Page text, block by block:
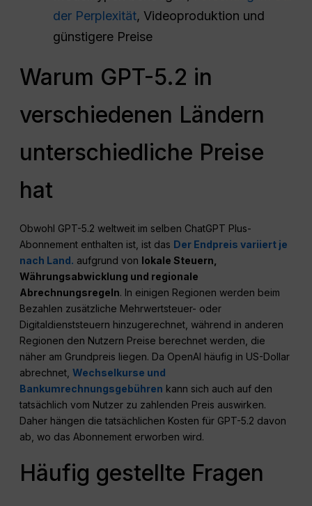
der Perplexität, Videoproduktion und
günstigere Preise
Warum GPT-5.2 in
verschiedenen Ländern
unterschiedliche Preise
hat
Obwohl GPT-5.2 weltweit im selben ChatGPT Plus-
Abonnement enthalten ist, ist das Der Endpreis variiert je
nach Land. aufgrund von lokale Steuern,
Währungsabwicklung und regionale
Abrechnungsregeln. In einigen Regionen werden beim
Bezahlen zusätzliche Mehrwertsteuer- oder
Digitaldienststeuern hinzugerechnet, während in anderen
Regionen den Nutzern Preise berechnet werden, die
näher am Grundpreis liegen. Da OpenAI häufig in US-Dollar
abrechnet,Wechselkurse und
Bankumrechnungsgebühren kann sich auch auf den
tatsächlich vom Nutzer zu zahlenden Preis auswirken.
Daher hängen die tatsächlichen Kosten für GPT-5.2 davon
ab, wo das Abonnement erworben wird.
Häufig gestellte Fragen